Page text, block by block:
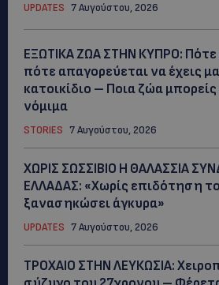
UPDATES 7 Αυγούστου, 2026
ΕΞΩΤΙΚΑ ΖΩΑ ΣΤΗΝ ΚΥΠΡΟ: Πότε
πότε απαγορεύεται να έχεις
κατοικίδιο – Ποια ζώα
νόμιμα
STORIES 7 Αυγούστου, 2026
ΧΩΡΙΣ ΣΩΣΣΙΒΙΟ Η ΘΑΛΑΣΣΙΑ
ΕΛΛΑΔΑΣ: «Χωρίς επιδότηση
ξανασηκώσει άγκυρα»
UPDATES 7 Αυγούστου, 2026
ΤΡΟΧΑΙΟ ΣΤΗΝ ΛΕΥΚΩΣΙΑ: